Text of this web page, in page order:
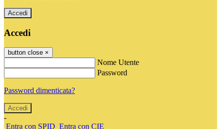
Accedi
Accedi
button close ×
Nome Utente
Password
Password dimenticata?
-
Entra con SPID Entra con CIE